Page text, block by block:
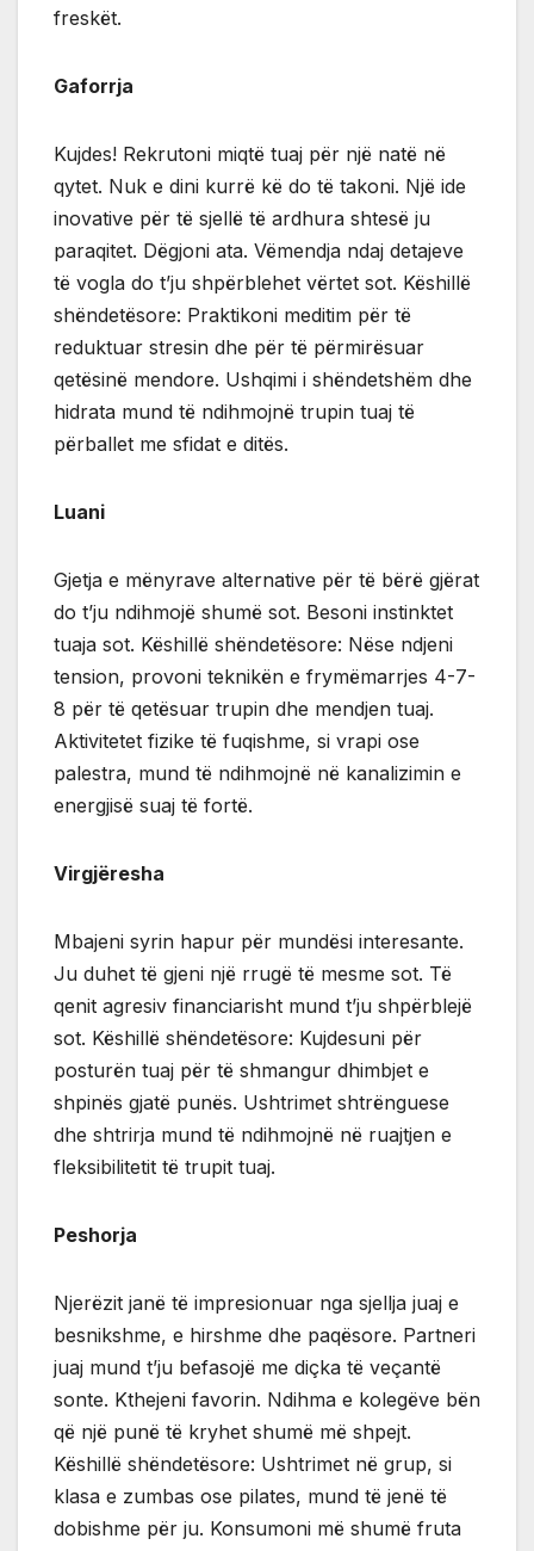
freskët.
Gaforrja
Kujdes! Rekrutoni miqtë tuaj për një natë në
qytet. Nuk e dini kurrë kë do të takoni. Një ide
inovative për të sjellë të ardhura shtesë ju
paraqitet. Dëgjoni ata. Vëmendja ndaj detajeve
të vogla do t’ju shpërblehet vërtet sot. Këshillë
shëndetësore: Praktikoni meditim për të
reduktuar stresin dhe për të përmirësuar
qetësinë mendore. Ushqimi i shëndetshëm dhe
hidrata mund të ndihmojnë trupin tuaj të
përballet me sfidat e ditës.
Luani
Gjetja e mënyrave alternative për të bërë gjërat
do t’ju ndihmojë shumë sot. Besoni instinktet
tuaja sot. Këshillë shëndetësore: Nëse ndjeni
tension, provoni teknikën e frymëmarrjes 4-7-
8 për të qetësuar trupin dhe mendjen tuaj.
Aktivitetet fizike të fuqishme, si vrapi ose
palestra, mund të ndihmojnë në kanalizimin e
energjisë suaj të fortë.
Virgjëresha
Mbajeni syrin hapur për mundësi interesante.
Ju duhet të gjeni një rrugë të mesme sot. Të
qenit agresiv financiarisht mund t’ju shpërblejë
sot. Këshillë shëndetësore: Kujdesuni për
posturën tuaj për të shmangur dhimbjet e
shpinës gjatë punës. Ushtrimet shtrënguese
dhe shtrirja mund të ndihmojnë në ruajtjen e
fleksibilitetit të trupit tuaj.
Peshorja
Njerëzit janë të impresionuar nga sjellja juaj e
besnikshme, e hirshme dhe paqësore. Partneri
juaj mund t’ju befasojë me diçka të veçantë
sonte. Kthejeni favorin. Ndihma e kolegëve bën
që një punë të kryhet shumë më shpejt.
Këshillë shëndetësore: Ushtrimet në grup, si
klasa e zumbas ose pilates, mund të jenë të
dobishme për ju. Konsumoni më shumë fruta